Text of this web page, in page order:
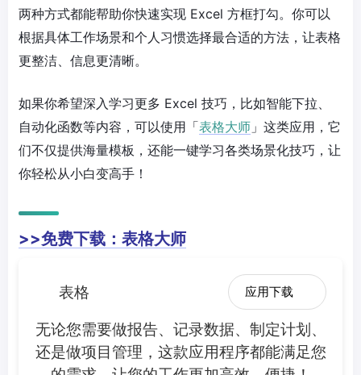
两种方式都能帮助你快速实现 Excel 方框打勾。你可以
根据具体工作场景和个人习惯选择最合适的方法，让表格
更整洁、信息更清晰。
如果你希望深入学习更多 Excel 技巧，比如智能下拉、
自动化函数等内容，可以使用「表格大师 」这类应用，它
们不仅提供海量模板，还能一键学习各类场景化技巧，让
你轻松从小白变高手！
>>免费下载：表格大师
表格 应用下载
无论您需要做报告、记录数据、制定计划、
还是做项目管理，这款应用程序都能满足您